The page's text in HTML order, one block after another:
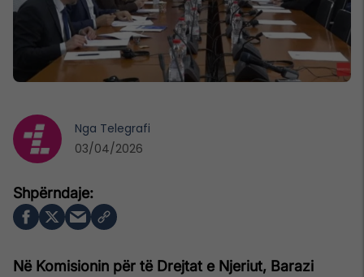
Në Komisionin për të Drejtat e Njeriut, Barazi
Nga Telegrafi
03/04/2026